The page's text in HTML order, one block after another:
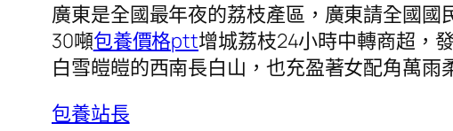
廣東是全國最年夜的荔枝產區，廣東請全國
30噸包養價格ptt增城荔枝24小時中轉商超，
白雪皚皚的西南長白山，也充盈著女配角萬雨
包養站長